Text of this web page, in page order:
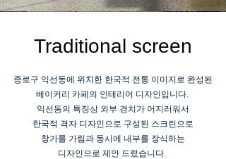
Traditional screen
종로구 익선동에 위치한 한국적 전통 이미지로 완성된
베이커리 카페의 인테리어 디자인입니다.
익선동의 특징상 외부 경치가 어지러워서
한국적 격자 디자인으로 구성된 스크린으로
창가를 가림과 동시에 내부를 장식하는
디자인으로 제안 드렸습니다.